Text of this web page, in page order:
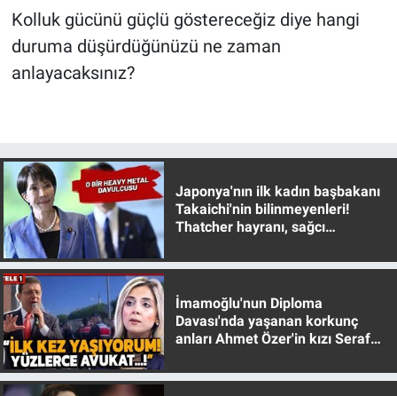
Kolluk gücünü güçlü göstereceğiz diye hangi
duruma düşürdüğünüzü ne zaman
anlayacaksınız?
Japonya'nın ilk kadın başbakanı
Takaichi'nin bilinmeyenleri!
Thatcher hayranı, sağcı
İmamoğlu'nun Diploma
Davası'nda yaşanan korkunç
anları Ahmet Özer'in kızı Seraf